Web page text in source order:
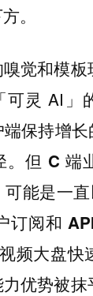
。
觉和模板
可灵 AI」
保持增
但 C 端
能是一
订阅和
频大盘快
优势被